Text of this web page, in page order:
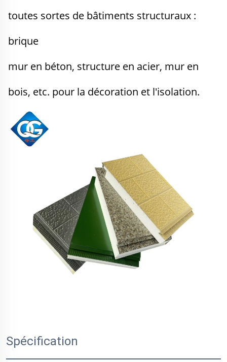
toutes sortes de bâtiments structuraux :
brique
mur en béton, structure en acier, mur en
bois, etc. pour la décoration et l'isolation.
Spécification